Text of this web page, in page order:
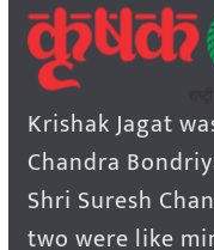
Krishak Jagat
Chandra
Shri Suresh
two were like